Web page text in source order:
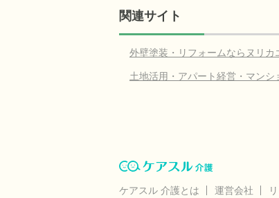
関連サイト
外壁塗装・リフォームならヌリカ
土地活用・アパート経営・マンシ
ケアスル 介護とは 運営会社